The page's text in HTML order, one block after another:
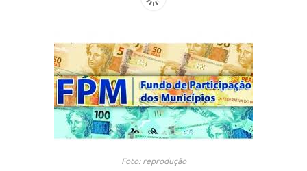
Foto: reprodução